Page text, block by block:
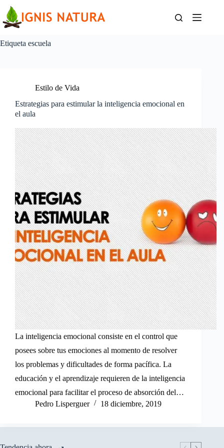
contenido
Etiqueta escuela
Estilo de Vida
Estrategias para estimular la inteligencia emocional en
el aula
La inteligencia emocional consiste en el control que
posees sobre tus emociones al momento de resolver
los problemas y dificultades de forma pacífica. La
educación y el aprendizaje requieren de la inteligencia
emocional para facilitar el proceso de absorción del…
Pedro Lisperguer
18 diciembre, 2019